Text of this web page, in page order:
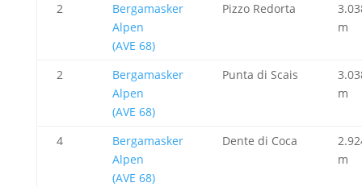
2
Bergamasker
Alpen
(AVE 68)
Pizzo Redorta
m
2
Bergamasker
Alpen
(AVE 68)
Punta di Scais
m
4
Bergamasker
Alpen
(AVE 68)
Dente di Coca
m